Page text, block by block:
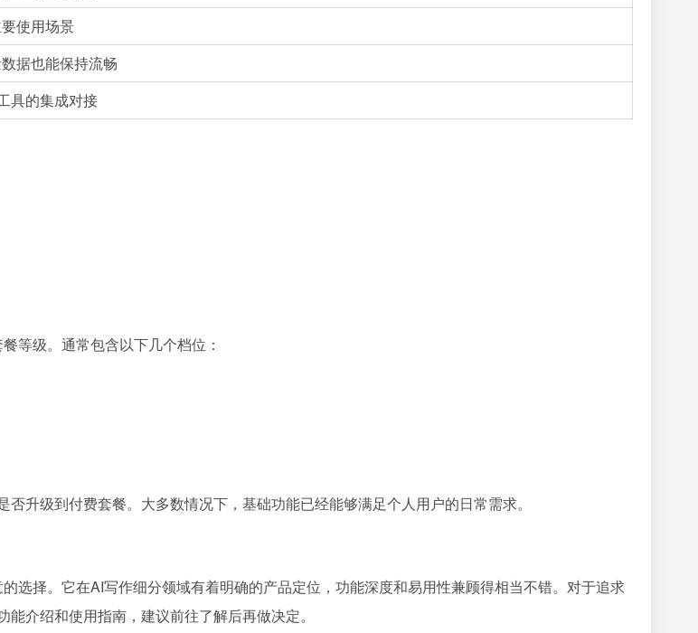
使用场景
据也能保持流畅
具的集成对接
等级。通常包含以下几个档位：
升级到付费套餐。大多数情况下，基础功能已经能够满足个人用户的日常需求。
选择。它在AI写作细分领域有着明确的产品定位，功能深度和易用性兼顾得相当不错。对于追求
介绍和使用指南，建议前往了解后再做决定。